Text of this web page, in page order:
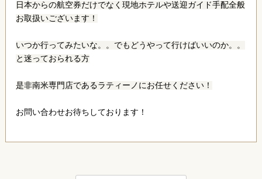
日本からの航空券だけでなく現地ホテルや送迎ガイド手配全般
お取扱いございます！
いつか行ってみたいな。。でもどうやって行けばいいのか。。
と迷っておられる方
是非南米専門店であるラティーノにお任せください！
お問い合わせお待ちしております！